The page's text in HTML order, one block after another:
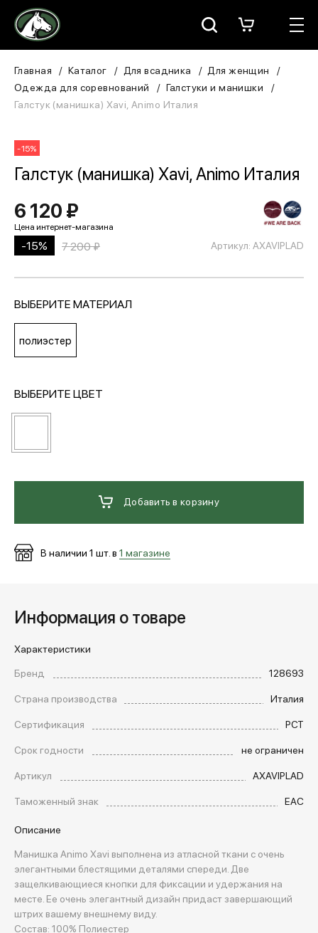
Москва
Для всадника
В конюшню
ЗООТОВАРЫ
Для собаки
МЕДИА
ОПЛАТА И ДОСТАВКА
Вход в личный кабинет
+7 (495) 139-66-00
Главная Каталог Для всадника
Для женщин
Одежда для соревнований
Галстуки и манишки
Галстук (манишка) Xavi, Animo Италия
-15%
Галстук (манишка) Xavi, Animo Италия
Артикул: AXAVIPLAD
6 120 ₽
-15% 7 200 ₽
ВЫБЕРИТЕ МАТЕРИАЛ
полиэстер
ВЫБЕРИТЕ ЦВЕТ
Добавить в корзину
В наличии 1 шт. в 1 магазине
Информация о товаре
Характеристики
Бренд
128693
Страна производства
Италия
Сертификация
РСТ
Срок годности
не ограничен
Артикул
AXAVIPLAD
Таможенный знак
EAC
Описание
Манишка Animo Xavi выполнена из атласной ткани с очень
элегантными блестящими деталями спереди. Две
защелкивающиеся кнопки для фиксации и удержания на
месте. Ее очень элегантный дизайн придаст завершающий
штрих вашему внешнему виду.
Состав: 100% Полиестер